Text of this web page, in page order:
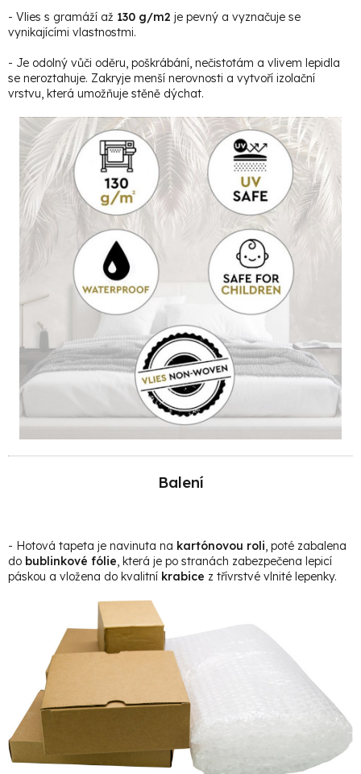
- Vlies s gramáží až 130 g/m2 je pevný a vyznačuje se
vynikajícími vlastnostmi.
- Je odolný vůči oděru, poškrábání, nečistotám a vlivem lepidla
se neroztahuje. Zakryje menší nerovnosti a vytvoří izolační
vrstvu, která umožňuje stěně dýchat.
Balení
- Hotová tapeta je navinuta na kartónovou roli, poté zabalena
do bublinkové fólie, která je po stranách zabezpečena lepicí
páskou a vložena do kvalitní krabice z třívrstvé vlnité lepenky.